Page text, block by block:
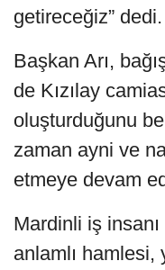
getireceğiz” dedi.
Başkan Arı,
de Kızılay
oluşturduğunu
zaman ayni ve
etmeye devam
Mardinli iş
anlamlı hamlesi,